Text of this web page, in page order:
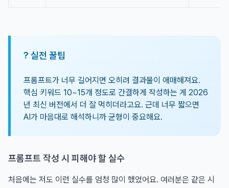
? 실전 꿀팁
프롬프트가 너무 길어지면 오히려 결과물이 애매해져요.
핵심 키워드 10~15개 정도로 간결하게 작성하는 게 2026
년 최신 버전에서 더 잘 먹히더라고요. 근데 너무 짧으면
AI가 마음대로 해석하니까 균형이 중요해요.
프롬프트 작성 시 피해야 할 실수
처음에는 저도 이런 실수를 엄청 많이 했었어요. 여러분은 같은 시